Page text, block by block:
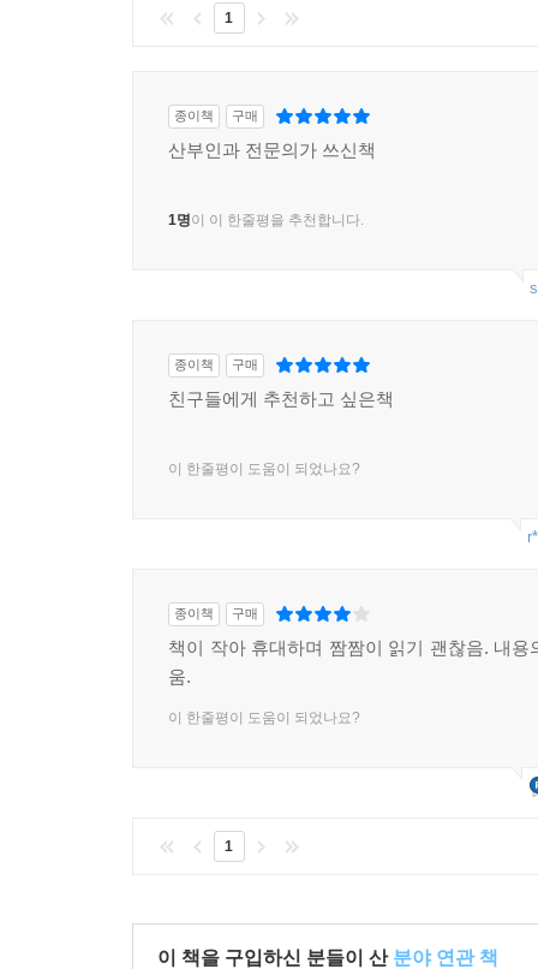
1
종이책 구매
산부인과 전문의가 쓰신책
1명이 이 한줄평을 추천합니다.
종이책 구매
친구들에게 추천하고 싶은책
이 한줄평이 도움이 되었나요?
종이책 구매
책이 작아 휴대하며 짬짬이 읽기 괜찮음. 내용
움.
이 한줄평이 도움이 되었나요?
1
이 책을 구입하신 분들이 산 분야 연관 책